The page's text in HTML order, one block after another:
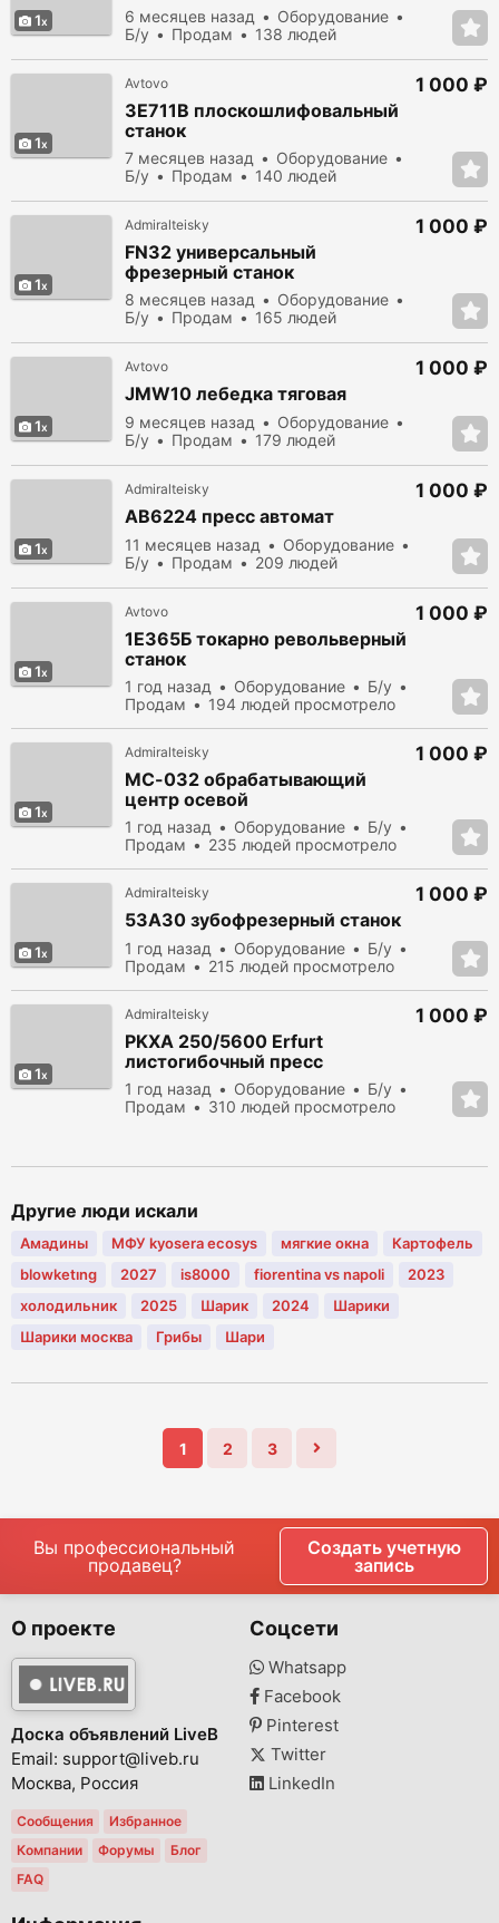
1 6 месяцев назад
Оборудование
Б/у
Продам
138 людей
1
Avtovo
3Е711В плоскошлифовальный
станок
7 месяцев назад
Оборудование
Б/у
Продам
140 людей
1 000 ₽
1
Admiralteisky
FN32 универсальный
фрезерный станок
8 месяцев назад
Оборудование
Б/у
Продам
165 людей
1 000 ₽
1
Avtovo
JMW10 лебедка тяговая
9 месяцев назад
Оборудование
Б/у
Продам
179 людей
1 000 ₽
1
Admiralteisky
АВ6224 пресс автомат
11 месяцев назад
Оборудование
Б/у
Продам
209 людей
1 000 ₽
1
Avtovo
1Е365Б токарно револьверный
станок
1 год назад Оборудование
Б/у
Продам
194 людей просмотрело
1 000 ₽
1
Admiralteisky
МС-032 обрабатывающий
центр осевой
1 год назад Оборудование
Б/у
Продам
235 людей просмотрело
1 000 ₽
1
Admiralteisky
53А30 зубофрезерный станок
1 год назад Оборудование
Б/у
Продам
215 людей просмотрело
1 000 ₽
1
Admiralteisky
PKXA 250/5600 Erfurt
листогибочный пресс
1 год назад Оборудование
Б/у
Продам
310 людей просмотрело
1 000 ₽
Другие люди искали
Амадины МФУ kyosera ecosys мягкие окна
Картофель
blowketıng
2027 is8000 fiorentina vs napoli
2023
холодильник
2025 Шарик 2024
Шарики
Шарики москва
Грибы Шари
1 2 3
Вы профессиональный
продавец?
Создать учетную
запись
О проекте
Доска объявлений LiveB
Email: support@liveb.ru
Москва, Россия
Сообщения
Избранное
Компании
Форумы
Блог
FAQ
Соцсети
Whatsapp
Facebook
Pinterest
Twitter
LinkedIn